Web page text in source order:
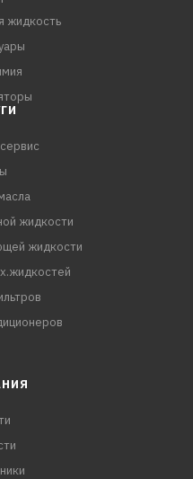
и удаляет отложения с
перегрева
двигателя
жидкость
жидкости
жидкости